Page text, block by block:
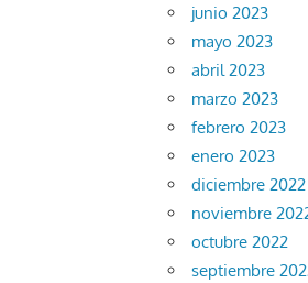
junio 2023
mayo 2023
abril 2023
marzo 2023
febrero 2023
enero 2023
diciembre 2022
noviembre
octubre 2022
septiembre